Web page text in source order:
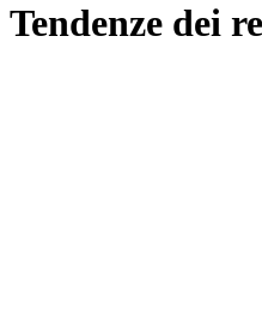
Tendenze dei